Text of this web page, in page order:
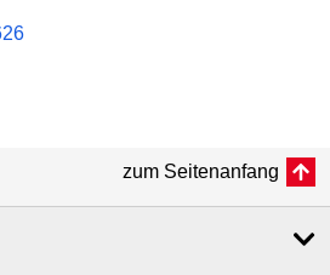
zum Seitenanfang